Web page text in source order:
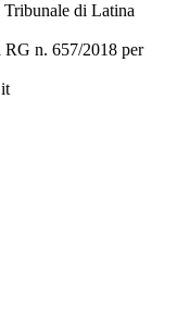
Tribunale di Latina
n. 657/2018 per